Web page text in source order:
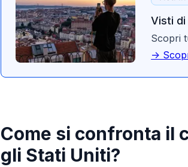
Visti di
Scopri
->
Come si confronta il
gli Stati Uniti?